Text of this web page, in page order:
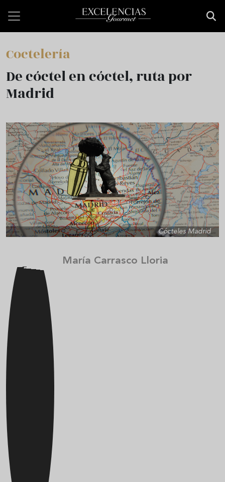
Coctelería
De cóctel en cóctel, ruta por
Madrid
Cócteles Madrid
María Carrasco Lloria